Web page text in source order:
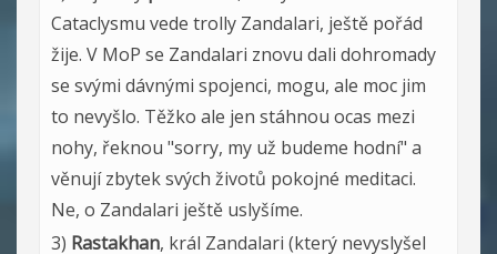
Cataclysmu vede trolly Zandalari, ještě pořád
žije. V MoP se Zandalari znovu dali dohromady
se svými dávnými spojenci, mogu, ale moc jim
to nevyšlo. Těžko ale jen stáhnou ocas mezi
nohy, řeknou "sorry, my už budeme hodní" a
věnují zbytek svých životů pokojné meditaci.
Ne, o Zandalari ještě uslyšíme.
3) Rastakhan, král Zandalari (který nevyslyšel